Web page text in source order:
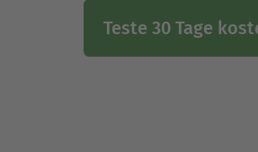
Teste 30 Tage